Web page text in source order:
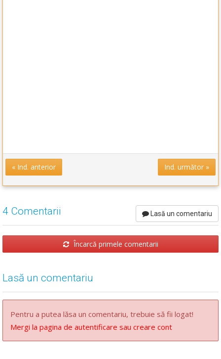
« Ind. anterior Ind. următor »
4 Comentarii Lasă un comentariu
Încarcă primele comentarii
Lasă un comentariu
Pentru a putea lăsa un comentariu, trebuie să fii logat!
Mergi la pagina de autentificare sau creare cont